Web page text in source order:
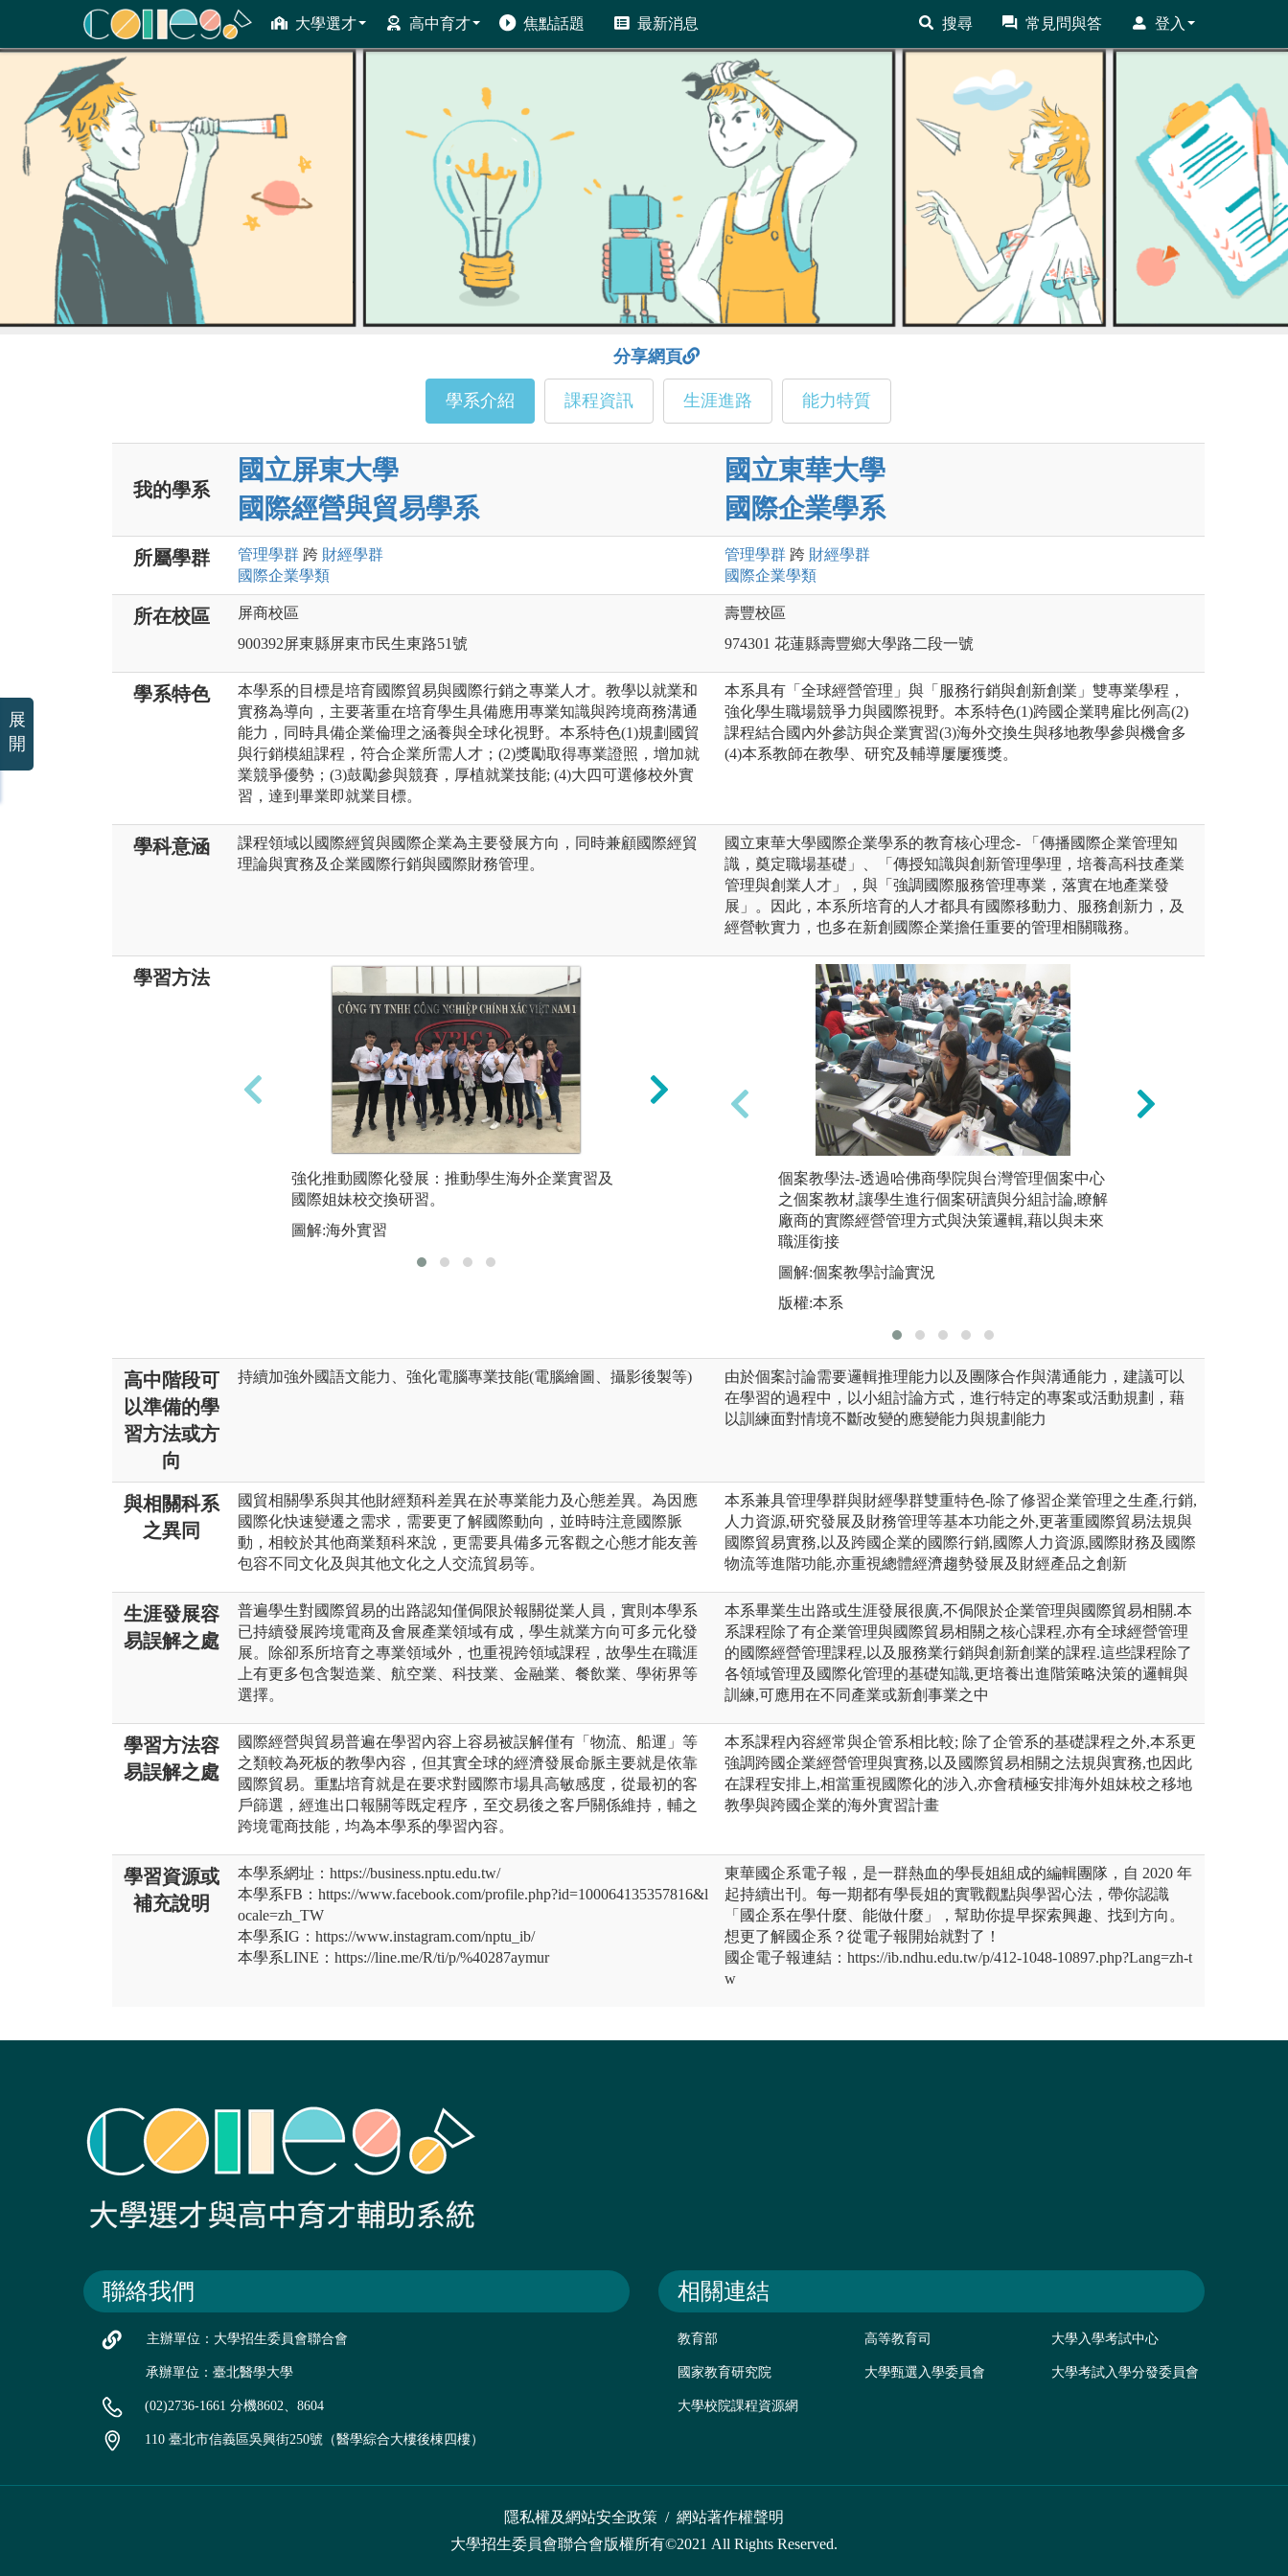
大學選才 高中育才 焦點話題 最新消息 搜尋 常見問與答 登入
ColleGo! 大學選才與高中育才輔助系統
分享網頁
學系介紹 課程資訊 生涯進路 能力特質
我的學系
國立屏東大學
國際經營與貿易學系
國立東華大學
國際企業學系
所屬學群 管理學群 跨 財經學群
國際企業學類
管理學群 跨 財經學群
國際企業學類
所在校區
屏商校區
900392屏東縣屏東市民生東路51號
壽豐校區
974301 花蓮縣壽豐鄉大學路二段一號
學系特色
本學系的目標是培育國際貿易與國際行銷之專業人才。教學以就業和
實務為導向，主要著重在培育學生具備應用專業知識與跨境商務溝通
能力，同時具備企業倫理之涵養與全球化視野。本系特色(1)規劃國貿
與行銷模組課程，符合企業所需人才；(2)獎勵取得專業證照，增加就
業競爭優勢；(3)鼓勵參與競賽，厚植就業技能; (4)大四可選修校外實
習，達到畢業即就業目標。
本系具有「全球經營管理」與「服務行銷與創新創業」雙專業學程，
強化學生職場競爭力與國際視野。本系特色(1)跨國企業聘雇比例高(2)
課程結合國內外參訪與企業實習(3)海外交換生與移地教學參與機會多
(4)本系教師在教學、研究及輔導屢屢獲獎。
學科意涵
課程領域以國際經貿與國際企業為主要發展方向，同時兼顧國際經貿
理論與實務及企業國際行銷與國際財務管理。
國立東華大學國際企業學系的教育核心理念- 「傳播國際企業管理知
識，奠定職場基礎」、「傳授知識與創新管理學理，培養高科技產業
管理與創業人才」，與「強調國際服務管理專業，落實在地產業發
展」。因此，本系所培育的人才都具有國際移動力、服務創新力，及
經營軟實力，也多在新創國際企業擔任重要的管理相關職務。
學習方法
強化推動國際化發展：推動學生海外企業實習及
國際姐妹校交換研習。
圖解:海外實習
推動與國際貿易業界建教合作(跨境電子商務)，
落實教育與實務界結合與支援。
圖解:跨境電商實務競賽
個案教學法-透過哈佛商學院與台灣管理個案中心
之個案教材,讓學生進行個案研讀與分組討論,瞭解
廠商的實際經營管理方式與決策邏輯,藉以與未來
職涯銜接
圖解:個案教學討論實況
版權:本系
高中階段可
以準備的學
習方法或方
向
持續加強外國語文能力、強化電腦專業技能(電腦繪圖、攝影後製等)
由於個案討論需要邏輯推理能力以及團隊合作與溝通能力，建議可以
在學習的過程中，以小組討論方式，進行特定的專案或活動規劃，藉
以訓練面對情境不斷改變的應變能力與規劃能力
與相關科系
之異同
國貿相關學系與其他財經類科差異在於專業能力及心態差異。為因應
國際化快速變遷之需求，需要更了解國際動向，並時時注意國際脈
動，相較於其他商業類科來說，更需要具備多元客觀之心態才能友善
包容不同文化及與其他文化之人交流貿易等。
本系兼具管理學群與財經學群雙重特色-除了修習企業管理之生產,行銷,
人力資源,研究發展及財務管理等基本功能之外,更著重國際貿易法規與
國際貿易實務,以及跨國企業的國際行銷,國際人力資源,國際財務及國際
物流等進階功能,亦重視總體經濟趨勢發展及財經產品之創新
生涯發展容
易誤解之處
普遍學生對國際貿易的出路認知僅侷限於報關從業人員，實則本學系
已持續發展跨境電商及會展產業領域有成，學生就業方向可多元化發
展。除卻系所培育之專業領域外，也重視跨領域課程，故學生在職涯
上有更多包含製造業、航空業、科技業、金融業、餐飲業、學術界等
選擇。
本系畢業生出路或生涯發展很廣,不侷限於企業管理與國際貿易相關.本
系課程除了有企業管理與國際貿易相關之核心課程,亦有全球經營管理
的國際經營管理課程,以及服務業行銷與創新創業的課程.這些課程除了
各領域管理及國際化管理的基礎知識,更培養出進階策略決策的邏輯與
訓練,可應用在不同產業或新創事業之中
學習方法容
易誤解之處
國際經營與貿易普遍在學習內容上容易被誤解僅有「物流、船運」等
之類較為死板的教學內容，但其實全球的經濟發展命脈主要就是依靠
國際貿易。重點培育就是在要求對國際市場具高敏感度，從最初的客
戶篩選，經進出口報關等既定程序，至交易後之客戶關係維持，輔之
跨境電商技能，均為本學系的學習內容。
本系課程內容經常與企管系相比較; 除了企管系的基礎課程之外,本系更
強調跨國企業經營管理與實務,以及國際貿易相關之法規與實務,也因此
在課程安排上,相當重視國際化的涉入,亦會積極安排海外姐妹校之移地
教學與跨國企業的海外實習計畫
學習資源或
補充說明
本學系網址：https://business.nptu.edu.tw/
本學系FB：https://www.facebook.com/profile.php?id=100064135357816&l
ocale=zh_TW
本學系IG：https://www.instagram.com/nptu_ib/
本學系LINE：https://line.me/R/ti/p/%40287aymur
東華國企系電子報，是一群熱血的學長姐組成的編輯團隊，自 2020 年
起持續出刊。每一期都有學長姐的實戰觀點與學習心法，帶你認識
「國企系在學什麼、能做什麼」，幫助你提早探索興趣、找到方向。
想更了解國企系？從電子報開始就對了！
國企電子報連結：https://ib.ndhu.edu.tw/p/412-1048-10897.php?Lang=zh-t
w
聯絡我們
主辦單位：大學招生委員會聯合會
承辦單位：臺北醫學大學
(02)2736-1661 分機8602、8604
110 臺北市信義區吳興街250號（醫學綜合大樓後棟四樓）
相關連結
教育部 高等教育司 大學入學考試中心
國家教育研究院 大學甄選入學委員會 大學考試入學分發委員會
大學校院課程資源網
隱私權及網站安全政策 / 網站著作權聲明
大學招生委員會聯合會版權所有©2021 All Rights Reserved.
展
開